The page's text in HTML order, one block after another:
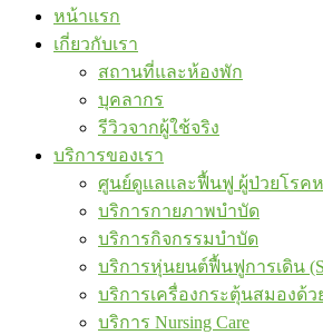
หน้าแรก
เกี่ยวกับเรา
สถานที่และห้องพัก
บุคลากร
รีวิวจากผู้ใช้จริง
บริการของเรา
ศูนย์ดูแลและฟื้นฟู ผู้ป่วยโรค
บริการกายภาพบำบัด
บริการกิจกรรมบำบัด
บริการหุ่นยนต์ฟื้นฟูการเดิน
บริการเครื่องกระตุ้นสมองด้ว
บริการ Nursing Care